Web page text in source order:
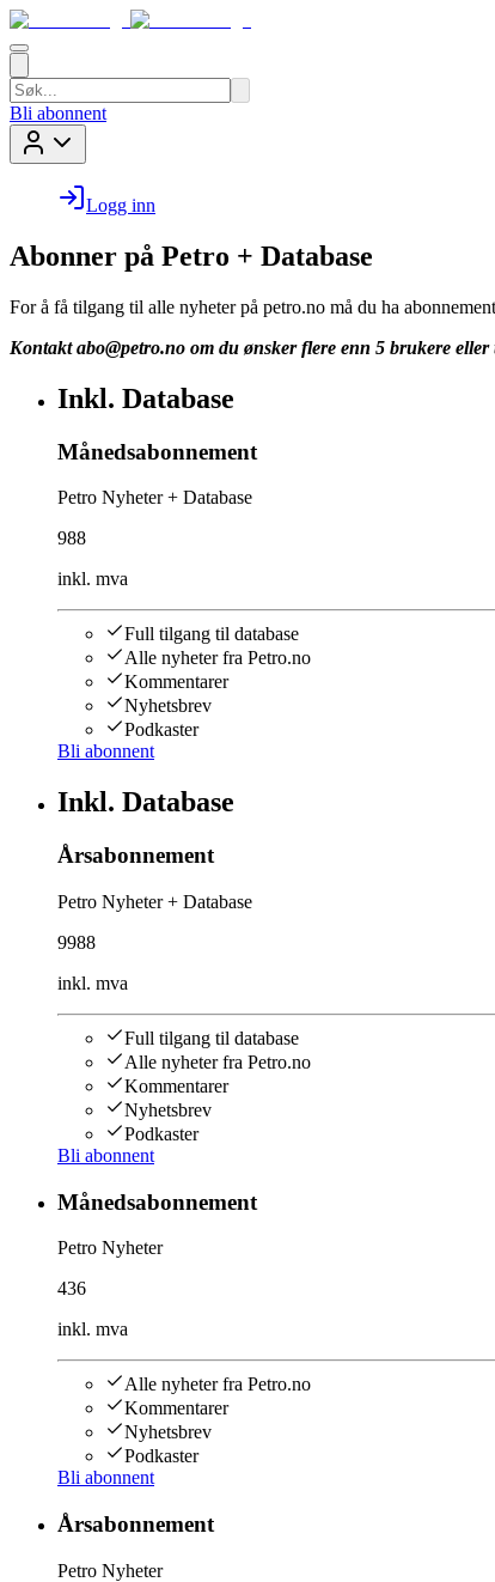
Bli abonnent
Logg inn
Abonner på Petro + Database
For å få tilgang til alle nyheter på petro.no må du ha
Kontakt abo@petro.no om du ønsker flere enn 5 brukere
Inkl. Database
Månedsabonnement
Petro Nyheter + Database
988
inkl. mva
Full tilgang til database
Alle nyheter fra Petro.no
Kommentarer
Nyhetsbrev
Podkaster
Bli abonnent
Inkl. Database
Årsabonnement
Petro Nyheter + Database
9988
inkl. mva
Full tilgang til database
Alle nyheter fra Petro.no
Kommentarer
Nyhetsbrev
Podkaster
Bli abonnent
Månedsabonnement
Petro Nyheter
436
inkl. mva
Alle nyheter fra Petro.no
Kommentarer
Nyhetsbrev
Podkaster
Bli abonnent
Årsabonnement
Petro Nyheter